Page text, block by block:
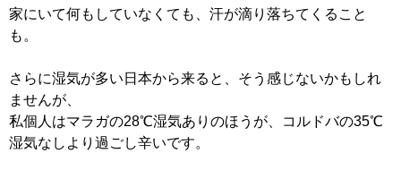
家にいて何もしていなくても、汗が滴り落ちてくること
も。
さらに湿気が多い日本から来ると、そう感じないかもしれ
ませんが、
私個人はマラガの28℃湿気ありのほうが、コルドバの35℃
湿気なしより過ごし辛いです。